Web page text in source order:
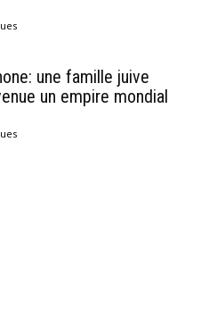
une famille juive
un empire mondial